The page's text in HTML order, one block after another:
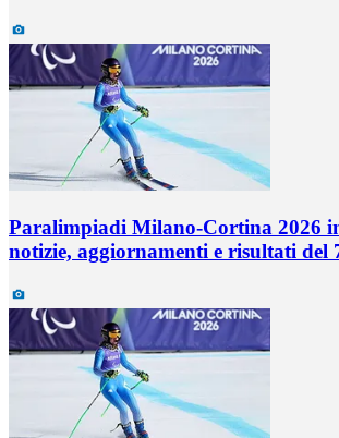
Paralimpiadi Milano-Cortina 2026
notizie, aggiornamenti e risultati del